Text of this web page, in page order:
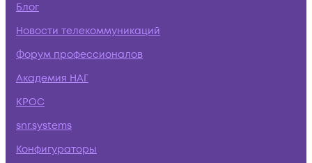
Блог
Новости телекоммуникаций
Форум профессионалов
Академия НАГ
КРОС
snr.systems
Конфигураторы